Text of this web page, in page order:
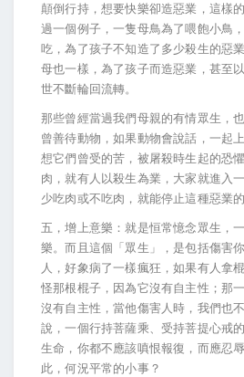
顛倒行持，想要快樂卻造惡業，這樣
過一個例子，一隻母鳥為了喂飽小鳥
吃，為了孩子不知造了多少殺生的惡
母也一樣，為了孩子而造惡業，甚至
世不斷輪回流轉。
那些曾經當過我們母親的有情眾生，
曾善待動物，如果動物會說話，一起
想它們曾受的苦，被屠殺時生起的恐
肉，就有人以殺生為業，大家就進入
少吃肉或不吃肉，就能停止這種惡業
五，增上意樂：就是恒常憶念眾生，
樂。而且這個「眾生」，是包括傷害
人，好象病了一樣瘋狂，如果有人拿
怪那根棍子，因為它沒有自主性；那
沒有自主性，當他傷害人時，我們也
說，一個行持菩薩乘、受持菩提心戒
生命，你都不應該嗔恨報復，而應忍
此，何況平常的小事？